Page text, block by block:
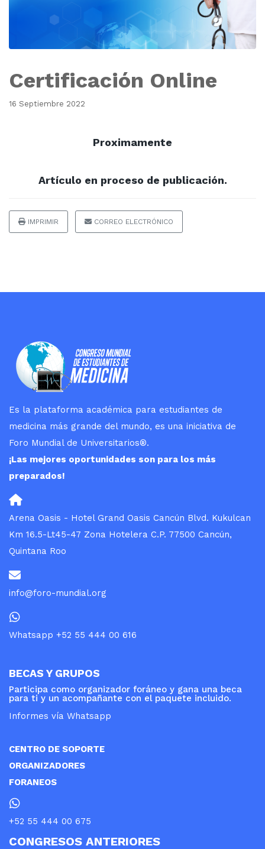
Certificación Online
16 Septiembre 2022
Proximamente
Artículo en proceso de publicación.
IMPRIMIR CORREO ELECTRÓNICO
Es la plataforma académica para estudiantes de
medicina más grande del mundo, es una iniciativa de
Foro Mundial de Universitarios®.
¡Las mejores oportunidades son para los más
preparados!
Arena Oasis - Hotel Grand Oasis Cancún Blvd. Kukulcan
Km 16.5-Lt45-47 Zona Hotelera C.P. 77500 Cancún,
Quintana Roo
info@foro-mundial.org
Whatsapp +52 55 444 00 616
BECAS Y GRUPOS
Participa como organizador foráneo y gana una beca
para ti y un acompañante con el paquete incluido.
Informes vía Whatsapp
CENTRO DE SOPORTE
ORGANIZADORES
FORANEOS
+52 55 444 00 675
CONGRESOS ANTERIORES